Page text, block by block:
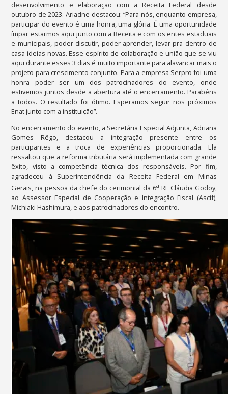
desenvolvimento e elaboração com a Receita Federal desde
outubro de 2023. Ariadne destacou: “Para nós, enquanto empresa,
participar do evento é uma honra, uma glória. É uma oportunidade
ímpar estarmos aqui junto com a Receita e com os entes estaduais
e municipais, poder discutir, poder aprender, levar pra dentro de
casa ideias novas. Esse espírito de colaboração e união que se viu
aqui durante esses 3 dias é muito importante para alavancar mais o
projeto para crescimento conjunto. Para a empresa Serpro foi uma
honra poder ser um dos patrocinadores do evento, onde
estivemos juntos desde a abertura até o encerramento. Parabéns
a todos. O resultado foi ótimo. Esperamos seguir nos próximos
Enat junto com a instituição”.
No encerramento do evento, a Secretária Especial Adjunta, Adriana
Gomes Rêgo, destacou a integração presente entre os
participantes e a troca de experiências proporcionada. Ela
ressaltou que a reforma tributária será implementada com grande
êxito, visto a competência técnica dos responsáveis. Por fim,
agradeceu à Superintendência da Receita Federal em Minas
Gerais, na pessoa da chefe do cerimonial da 6a RF Cláudia Godoy,
ao Assessor Especial de Cooperação e Integração Fiscal (Ascif),
Michiaki Hashimura, e aos patrocinadores do encontro.